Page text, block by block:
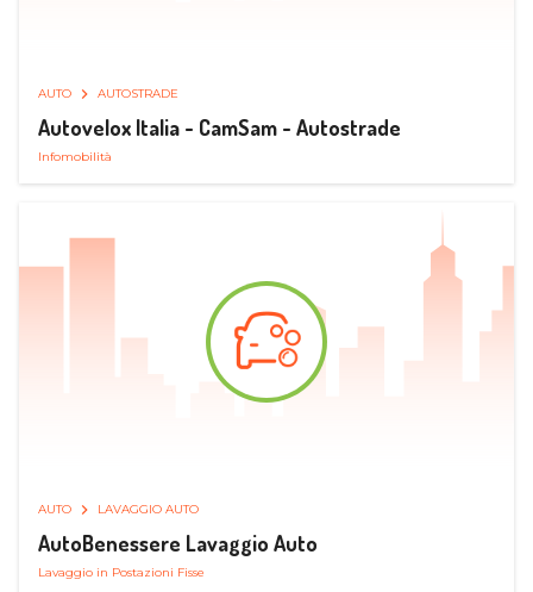
AUTO AUTOSTRADE
Autovelox Italia - CamSam - Autostrade
Infomobilità
AUTO LAVAGGIO AUTO
AutoBenessere Lavaggio Auto
Lavaggio in Postazioni Fisse